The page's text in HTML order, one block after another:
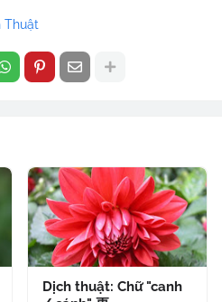
Thuật
Dịch thuật: Chữ "canh